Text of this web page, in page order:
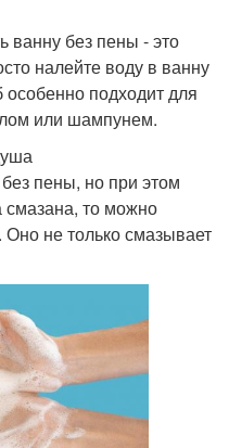
ванну без пены - это
налейте воду в ванну
особенно подходит для
или шампунем.
пены, но при этом
то можно
не только смазывает